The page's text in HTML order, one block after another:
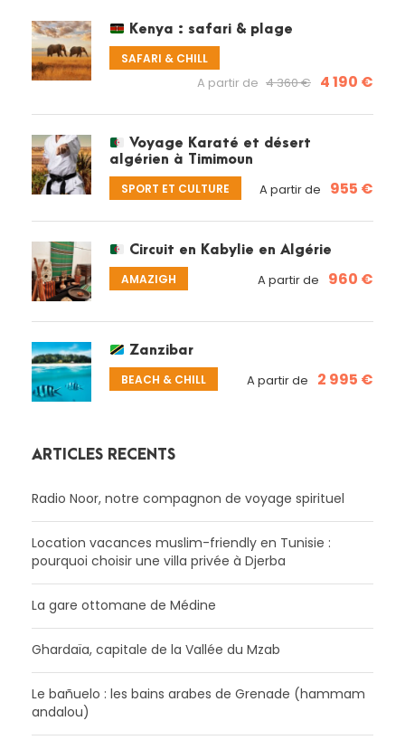
Kenya : safari & plage
SAFARI & CHILL
A partir de 4 360 € 4 190 €
Voyage Karaté et désert
algérien à Timimoun
SPORT ET CULTURE A partir de 955 €
Circuit en Kabylie en Algérie
AMAZIGH A partir de 960 €
Zanzibar
BEACH & CHILL A partir de 2 995 €
ARTICLES RÉCENTS
Radio Noor, notre compagnon de voyage spirituel
Location vacances muslim-friendly en Tunisie :
pourquoi choisir une villa privée à Djerba
La gare ottomane de Médine
Ghardaïa, capitale de la Vallée du Mzab
Le bañuelo : les bains arabes de Grenade (hammam
andalou)